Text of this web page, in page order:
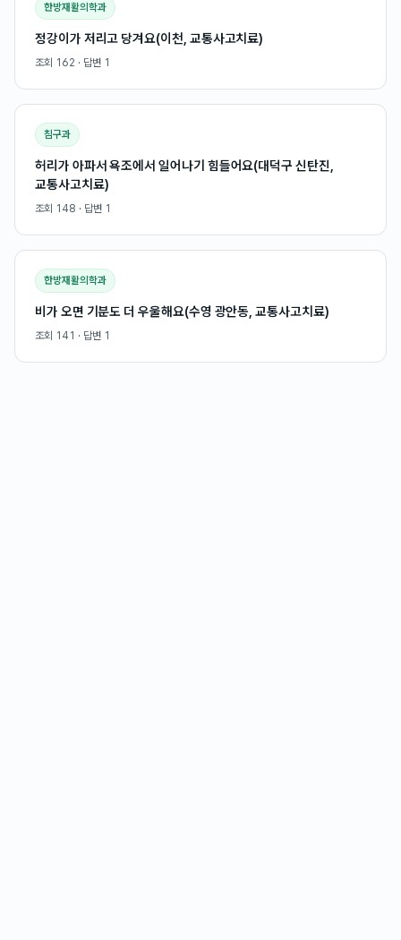
한방재활의학과
정강이가 저리고 당겨요(이천, 교통사고치료)
조회 162 · 답변 1
침구과
허리가 아파서 욕조에서 일어나기 힘들어요(대덕구 신탄진,
교통사고치료)
조회 148 · 답변 1
한방재활의학과
비가 오면 기분도 더 우울해요(수영 광안동, 교통사고치료)
조회 141 · 답변 1